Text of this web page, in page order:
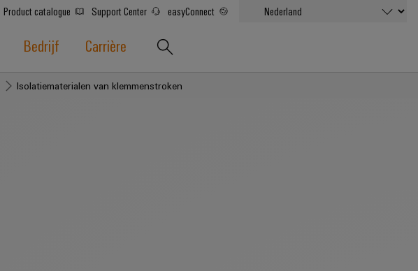
Product catalogue Support Center easyConnect
Bedrijf Carrière
Isolatiematerialen van klemmenstroken